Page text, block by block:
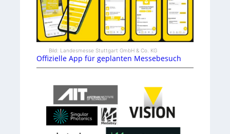
Bild: Landesmesse Stuttgart GmbH & Co. KG
Offizielle App für geplanten Messebesuch